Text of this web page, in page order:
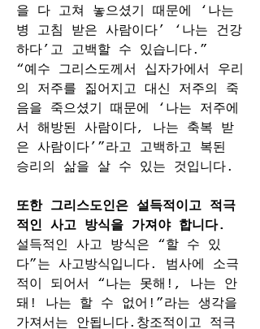
을 다 고쳐 놓으셨기 때문에 ‘나는
병 고침 받은 사람이다’ ‘나는 건강
하다’고 고백할 수 있습니다.”
“예수 그리스도께서 십자가에서 우리
의 저주를 짊어지고 대신 저주의 죽
음을 죽으셨기 때문에 ‘나는 저주에
서 해방된 사람이다, 나는 축복 받
은 사람이다’”라고 고백하고 복된
승리의 삶을 살 수 있는 것입니다.
또한 그리스도인은 설득적이고 적극
적인 사고 방식을 가져야 합니다.
설득적인 사고 방식은 “할 수 있
다”는 사고방식입니다. 범사에 소극
적이 되어서 “나는 못해!, 나는 안
돼! 나는 할 수 없어!”라는 생각을
가져서는 안됩니다.창조적이고 적극